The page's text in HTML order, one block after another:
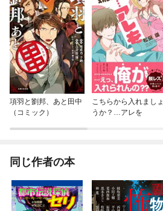
項羽と劉邦、あと田中
（コミック）
こちらから入れましょ
うか？…アレを
同じ作者の本